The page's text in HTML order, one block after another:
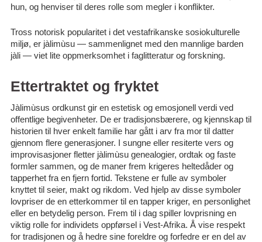
hun, og henviser til deres rolle som megler i konflikter.
Tross notorisk popularitet i det vestafrikanske sosiokulturelle
miljø, er jàlimùsu — sammenlignet med den mannlige barden
jàli — viet lite oppmerksomhet i faglitteratur og forskning.
Ettertraktet og fryktet
Jàlimùsus ordkunst gir en estetisk og emosjonell verdi ved
offentlige begivenheter. De er tradisjonsbærere, og kjennskap til
historien til hver enkelt familie har gått i arv fra mor til datter
gjennom flere generasjoner. I sungne eller resiterte vers og
improvisasjoner fletter jàlimùsu genealogier, ordtak og faste
formler sammen, og de maner frem krigeres heltedåder og
tapperhet fra en fjern fortid. Tekstene er fulle av symboler
knyttet til seier, makt og rikdom. Ved hjelp av disse symboler
lovpriser de en etterkommer til en tapper kriger, en personlighet
eller en betydelig person. Frem til i dag spiller lovprisning en
viktig rolle for individets oppførsel i Vest-Afrika. Å vise respekt
for tradisjonen og å hedre sine foreldre og forfedre er en del av